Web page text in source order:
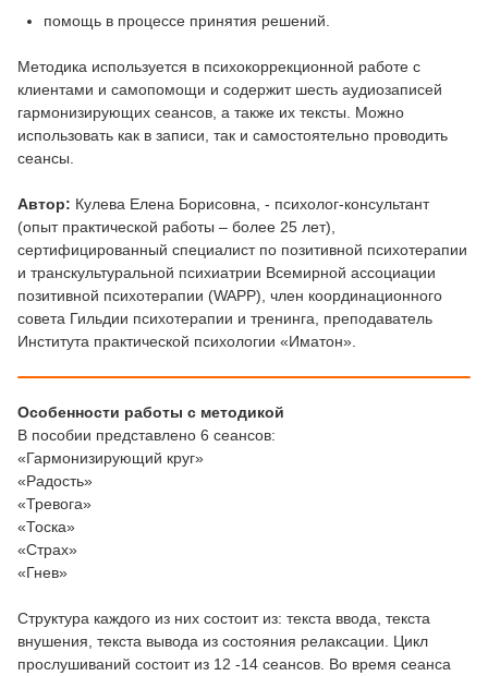
помощь в процессе принятия решений.
Методика используется в психокоррекционной работе с
клиентами и самопомощи и содержит шесть аудиозаписей
гармонизирующих сеансов, а также их тексты. Можно
использовать как в записи, так и самостоятельно проводить
сеансы.
Автор: Кулева Елена Борисовна, - психолог-консультант
(опыт практической работы – более 25 лет),
сертифицированный специалист по позитивной психотерапии
и транскультуральной психиатрии Всемирной ассоциации
позитивной психотерапии (WAPP), член координационного
совета Гильдии психотерапии и тренинга, преподаватель
Института практической психологии «‎Иматон».
Особенности работы с методикой
В пособии представлено 6 сеансов:
«Гармонизирующий круг»
«Радость»
«Тревога»
«Тоска»
«Страх»
«Гнев»
Структура каждого из них состоит из: текста ввода, текста
внушения, текста вывода из состояния релаксации. Цикл
прослушиваний состоит из 12 -14 сеансов. Во время сеанса